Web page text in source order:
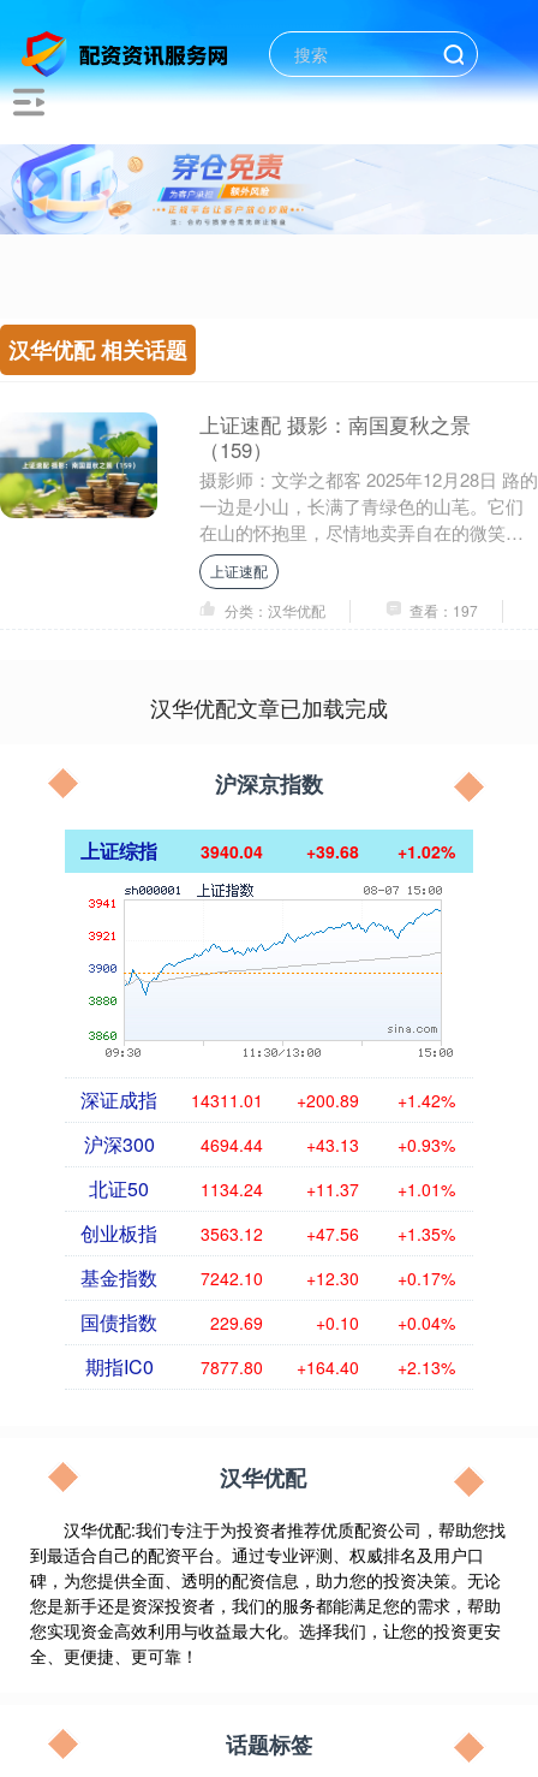
汉华优配 相关话题
上证速配 摄影：南国夏秋之景
（159）
摄影师：文学之都客 2025年12月28日 路的
一边是小山，长满了青绿色的山芼。它们
在山的怀抱里，尽情地卖弄自在的微笑。
在安静的山谷里，一阵阵新鲜的空气沁入
心脾....
上证速配
分类：汉华优配
查看：197
汉华优配文章已加载完成
沪深京指数
上证综指 3940.04 +39.68 +1.02%
深证成指 14311.01 +200.89 +1.42%
沪深300 4694.44 +43.13 +0.93%
北证50 1134.24 +11.37 +1.01%
创业板指 3563.12 +47.56 +1.35%
基金指数 7242.10 +12.30 +0.17%
国债指数 229.69 +0.10 +0.04%
期指IC0 7877.80 +164.40 +2.13%
汉华优配
汉华优配:我们专注于为投资者推荐优质配资公司，帮助您找
到最适合自己的配资平台。通过专业评测、权威排名及用户口
碑，为您提供全面、透明的配资信息，助力您的投资决策。无论
您是新手还是资深投资者，我们的服务都能满足您的需求，帮助
您实现资金高效利用与收益最大化。选择我们，让您的投资更安
全、更便捷、更可靠！
话题标签